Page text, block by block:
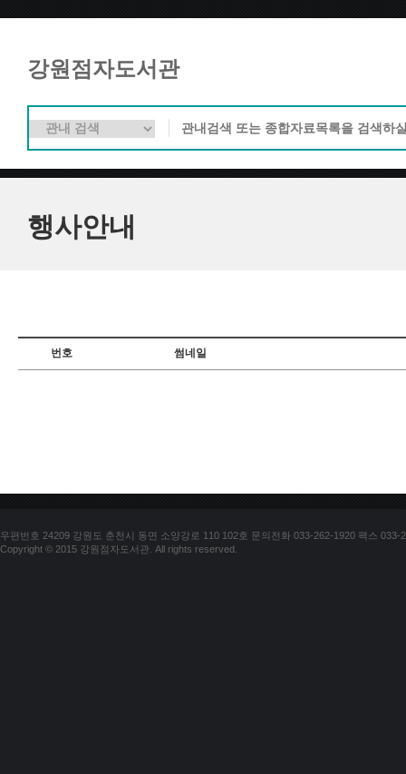
강원점자도서관
행사안내
번호 썸네일
우편번호 24209 강원도 춘천시 동면 소양강로 110 102호 문의전화 033-262-1920 팩스 033-
Copyright © 2015 강원점자도서관. All rights reserved.